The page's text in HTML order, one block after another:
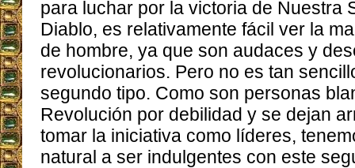
para luchar por la victoria de Nuestra
Diablo, es relativamente fácil ver la
de hombre, ya que son audaces y
revolucionarios. Pero no es tan
segundo tipo. Como son personas
Revolución por debilidad y se dejan
tomar la iniciativa como líderes,
natural a ser indulgentes con este